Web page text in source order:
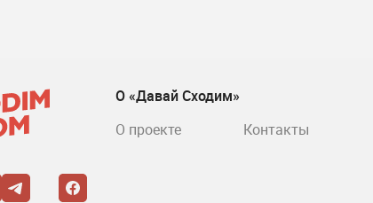
О «Давай Сходим»
О проекте
Контакты